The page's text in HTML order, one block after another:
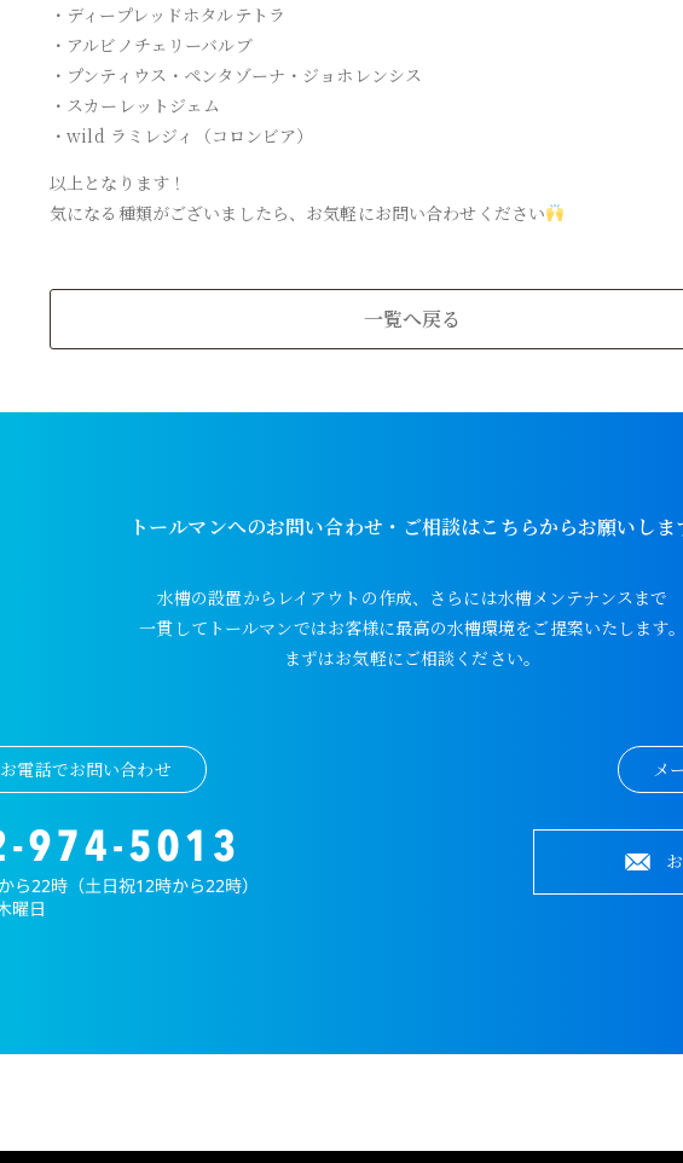
・ディープレッドホタルテトラ
・アルビノチェリーバルブ
・プンティウス・ペンタゾーナ・ジョホレンシス
・スカーレットジェム
・wild ラミレジィ（コロンビア）
以上となります！
気になる種類がございましたら、お気軽にお問い合わせください
一覧へ戻る
トールマンへのお問い合わせ・ご相談はこちらからお願いしま
水槽の設置からレイアウトの作成、さらには水槽メンテナンスまで
一貫してトールマンではお客様に最高の水槽環境をご提案いたします
まずはお気軽にご相談ください。
お電話でお問い合わせ メ